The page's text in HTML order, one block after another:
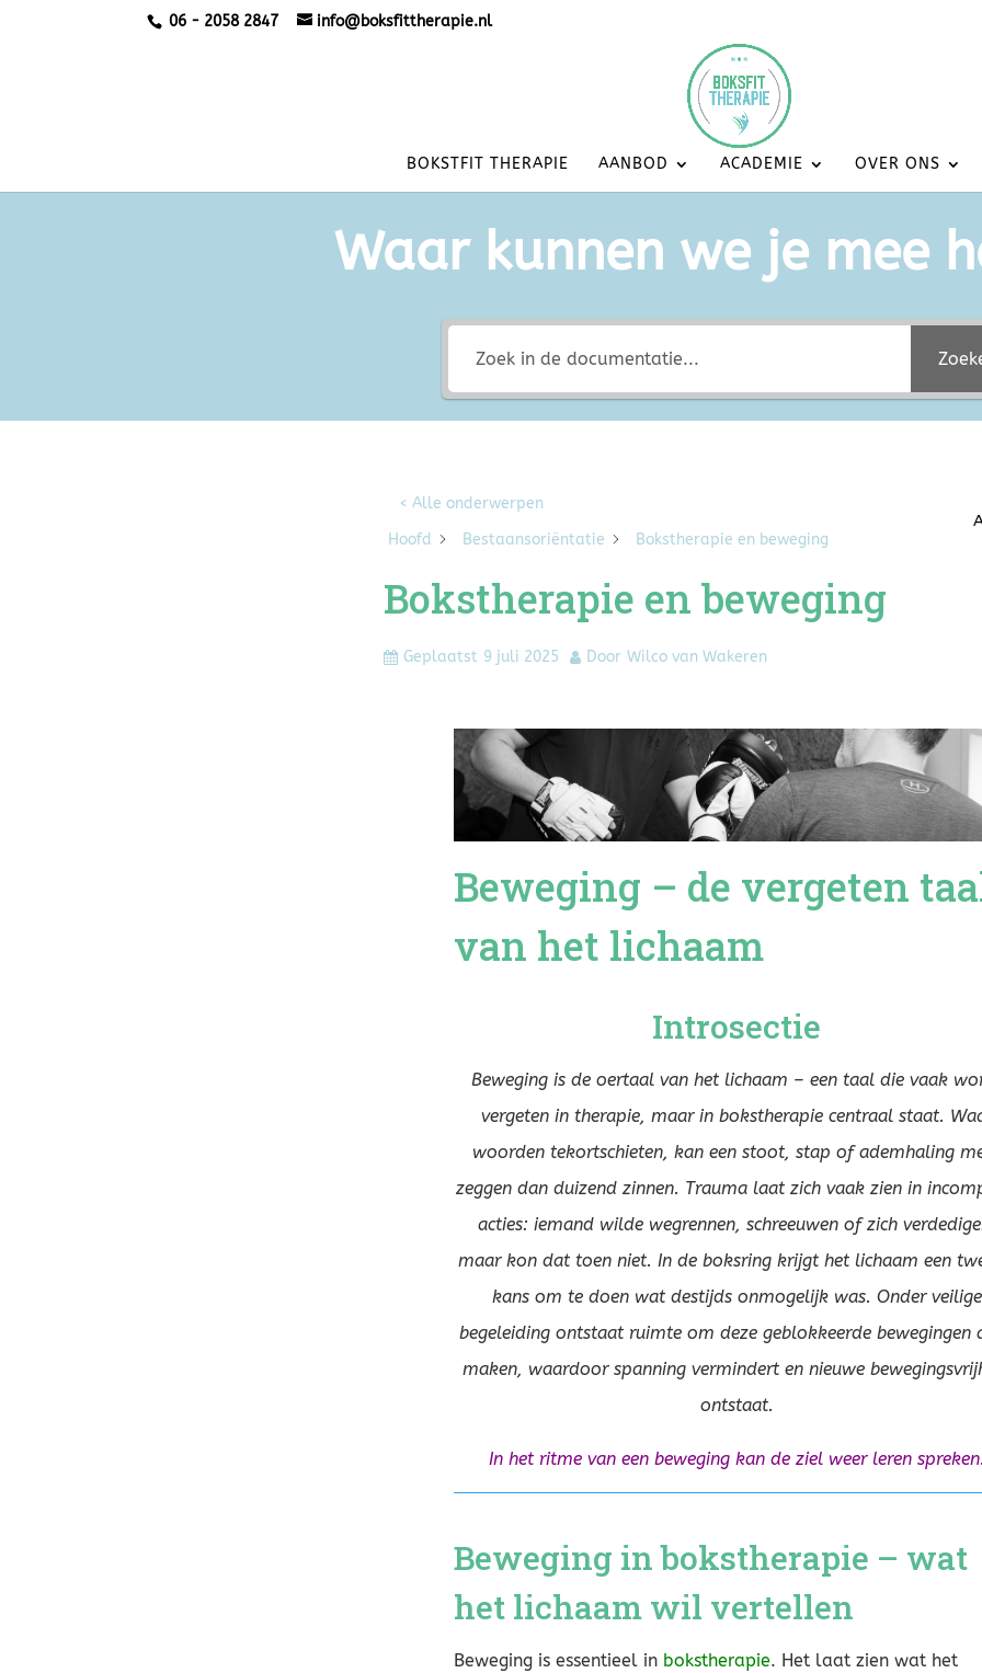
06 - 2058 2847 info@boksfittherapie.nl
BOKSTFIT THERAPIE AANBOD ACADEMIE OVER ONS
Waar kunnen we je mee
< Alle onderwerpen
Hoofd
Bestaansoriëntatie Bokstherapie en beweging
Bokstherapie en beweging
Geplaatst 9 juli 2025 Door Wilco van Wakeren
Beweging – de vergeten
van het lichaam
Introsectie
Beweging is de oertaal van het lichaam – een taal die vaak
vergeten in therapie, maar in bokstherapie centraal staat.
woorden tekortschieten, kan een stoot, stap of ademhaling
zeggen dan duizend zinnen. Trauma laat zich vaak zien in
acties: iemand wilde wegrennen, schreeuwen of zich
maar kon dat toen niet. In de boksring krijgt het lichaam een
kans om te doen wat destijds onmogelijk was. Onder veilige
begeleiding ontstaat ruimte om deze geblokkeerde bewegingen
maken, waardoor spanning vermindert en nieuwe
ontstaat.
In het ritme van een beweging kan de ziel weer leren spreken.
Beweging in bokstherapie – wat
het lichaam wil vertellen
Beweging is essentieel in bokstherapie. Het laat zien wat het